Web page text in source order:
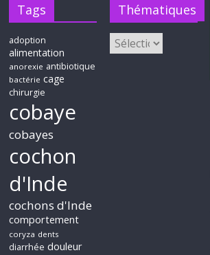
Tags
adoption
alimentation
anorexie antibiotique
bactérie cage
chirurgie
cobaye
cobayes
cochon
d'Inde
cochons d'Inde
comportement
coryza dents
diarrhée douleur
Thématiques